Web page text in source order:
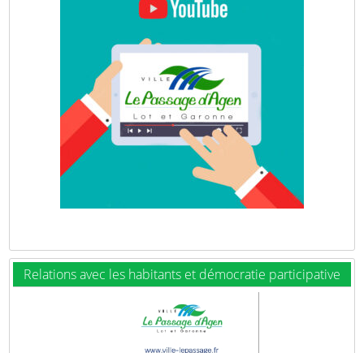
Relations avec les habitants et démocratie participative